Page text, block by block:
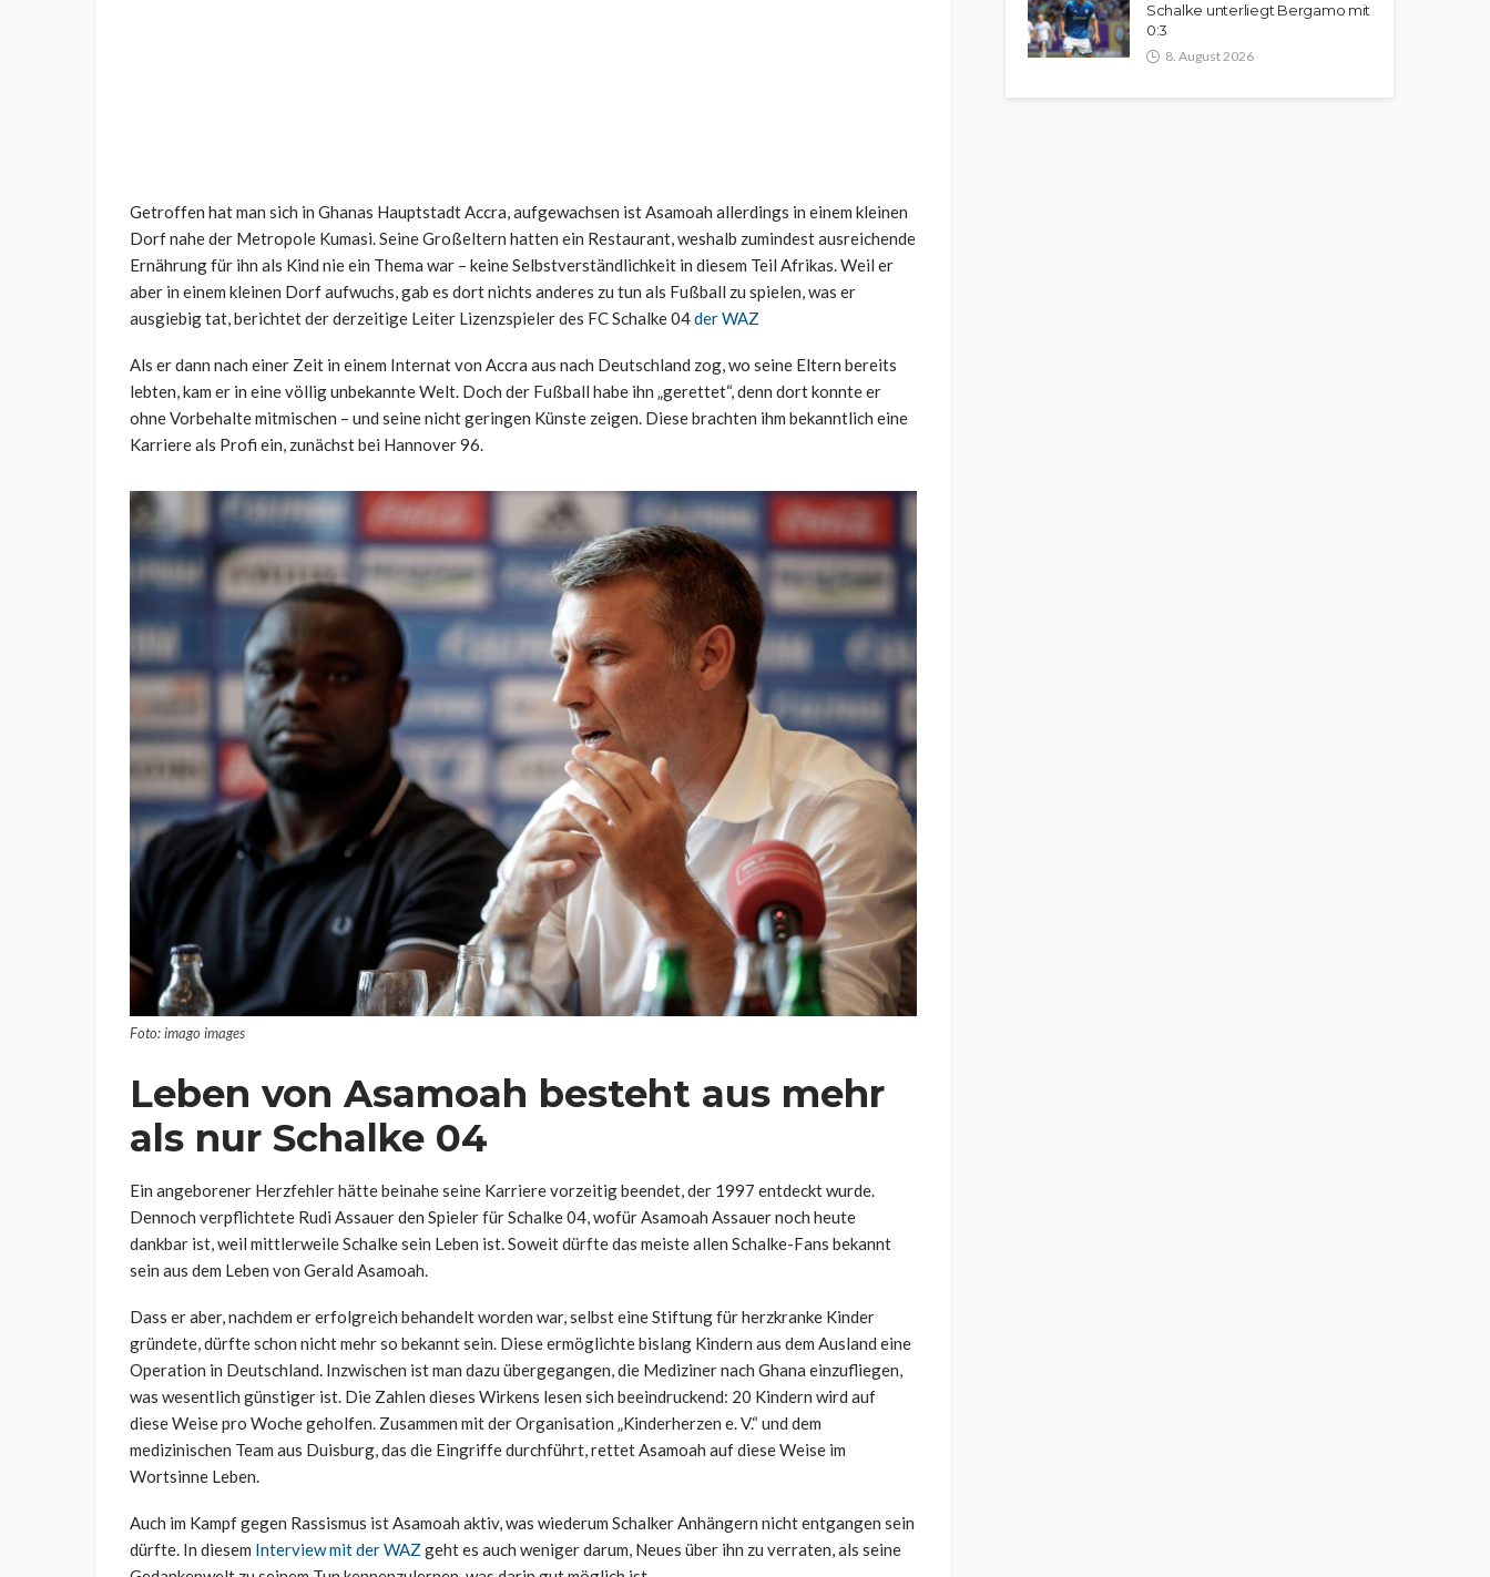
Getroffen hat man sich in Ghanas Hauptstadt Accra, aufgewachsen ist Asamoah allerdings in einem kleinen
Dorf nahe der Metropole Kumasi. Seine Großeltern hatten ein Restaurant, weshalb zumindest ausreichende
Ernährung für ihn als Kind nie ein Thema war – keine Selbstverständlichkeit in diesem Teil Afrikas. Weil er
aber in einem kleinen Dorf aufwuchs, gab es dort nichts anderes zu tun als Fußball zu spielen, was er
ausgiebig tat, berichtet der derzeitige Leiter Lizenzspieler des FC Schalke 04der WAZ
Als er dann nach einer Zeit in einem Internat von Accra aus nach Deutschland zog, wo seine Eltern bereits
lebten, kam er in eine völlig unbekannte Welt. Doch der Fußball habe ihn „gerettet“, denn dort konnte er
ohne Vorbehalte mitmischen – und seine nicht geringen Künste zeigen. Diese brachten ihm bekanntlich eine
Karriere als Profi ein, zunächst bei Hannover 96.
Foto: imago images
Leben von Asamoah besteht aus mehr
als nur Schalke 04
Ein angeborener Herzfehler hätte beinahe seine Karriere vorzeitig beendet, der 1997 entdeckt wurde.
Dennoch verpflichtete Rudi Assauer den Spieler für Schalke 04, wofür Asamoah Assauer noch heute
dankbar ist, weil mittlerweile Schalke sein Leben ist. Soweit dürfte das meiste allen Schalke-Fans bekannt
sein aus dem Leben von Gerald Asamoah.
Dass er aber, nachdem er erfolgreich behandelt worden war, selbst eine Stiftung für herzkranke Kinder
gründete, dürfte schon nicht mehr so bekannt sein. Diese ermöglichte bislang Kindern aus dem Ausland eine
Operation in Deutschland. Inzwischen ist man dazu übergegangen, die Mediziner nach Ghana einzufliegen,
was wesentlich günstiger ist. Die Zahlen dieses Wirkens lesen sich beeindruckend: 20 Kindern wird auf
diese Weise pro Woche geholfen. Zusammen mit der Organisation „Kinderherzen e. V.“ und dem
medizinischen Team aus Duisburg, das die Eingriffe durchführt, rettet Asamoah auf diese Weise im
Wortsinne Leben.
Auch im Kampf gegen Rassismus ist Asamoah aktiv, was wiederum Schalker Anhängern nicht entgangen sein
dürfte. In diesem Interview mit der WAZ geht es auch weniger darum, Neues über ihn zu verraten, als seine
Schalke unterliegt Bergamo mit
0:3
8. August 2026